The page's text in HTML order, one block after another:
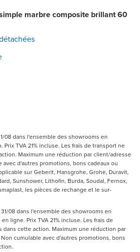
marbre composite brillant 60
08 dans l'ensemble des showrooms en
TVA 21% incluse. Les frais de transport ne
Maximum une réduction par client/adresse
d'autres promotions, bons cadeaux ou
sur Geberit, Hansgrohe, Grohe, Duravit,
Sunshower, Lithofin, Burda, Soudal, Fernox,
les pièces de rechange et le sur-
08 dans l'ensemble des showrooms en
ligne. Prix TVA 21% incluse. Les frais de
dans cette action. Maximum une réduction par
cumulable avec d'autres promotions, bons